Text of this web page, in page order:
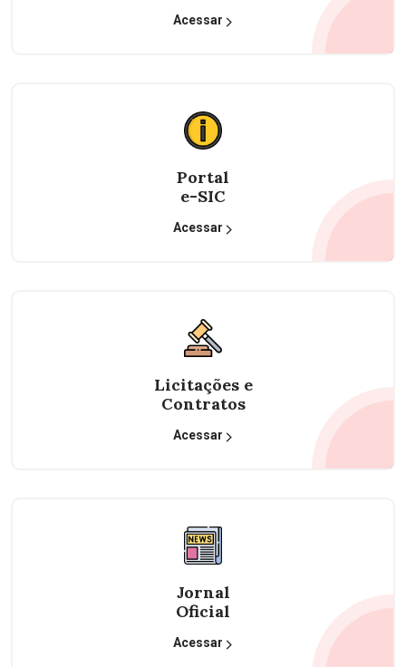
Acessar
Portal
e-SIC
Acessar
Licitações e
Contratos
Acessar
Jornal
Oficial
Acessar